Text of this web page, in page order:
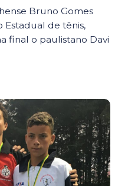
Bruno Gomes
de tênis,
final o paulistano Davi